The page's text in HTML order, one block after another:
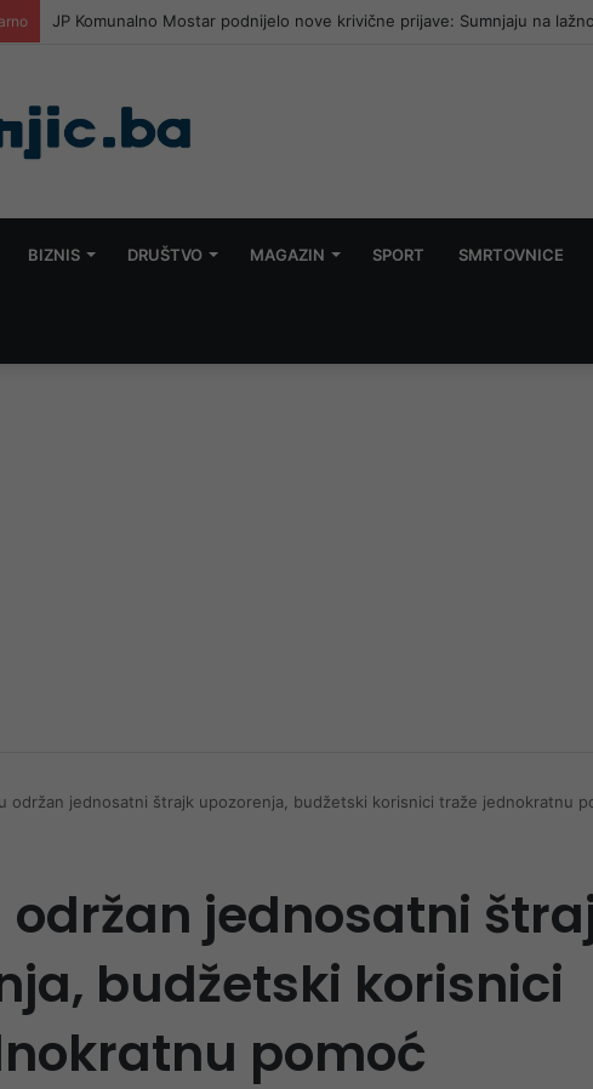
JP Komunalno Mostar podnijelo nove krivične prijave: Sumnjaju na
BIZNIS DRUŠTVO MAGAZIN SPORT SMRTOVNICE
održan jednosatni štrajk upozorenja, budžetski korisnici traže jednokratnu
održan jednosatni
budžetski korisnici
pomoć